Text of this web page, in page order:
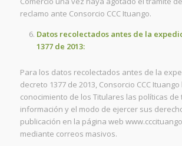
reclamo ante Consorcio CCC Ituango.
Datos recolectados antes de la
1377 de 2013:
Para los datos recolectados antes de la
decreto 1377 de 2013, Consorcio CCC
conocimiento de los Titulares las políticas
información y el modo de ejercer sus
publicación en la página web
mediante correos masivos.